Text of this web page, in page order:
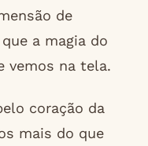
de
a magia do
vemos na tela.
coração da
mais do que